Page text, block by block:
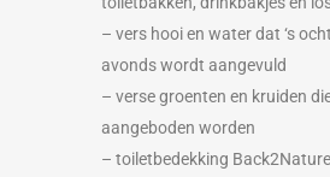
– vers hooi en water dat ‘s
avonds wordt aangevuld
– verse groenten en kruiden
aangeboden worden
– toiletbedekking